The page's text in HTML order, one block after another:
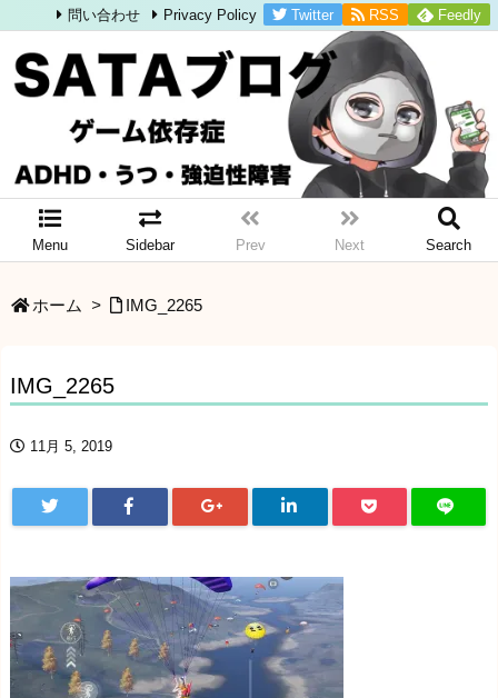
Menu Sidebar Prev Next Search
問い合わせ Privacy Policy Twitter RSS Feedly
ホーム > IMG_2265
IMG_2265
11月 5, 2019